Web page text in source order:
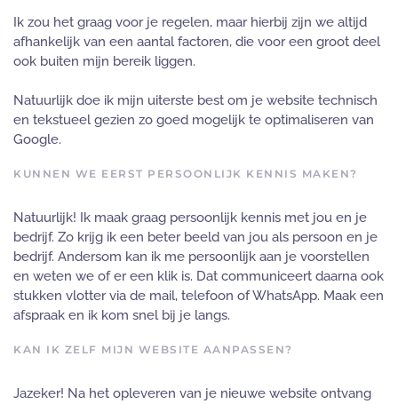
Ik zou het graag voor je regelen, maar hierbij zijn we altijd
afhankelijk van een aantal factoren, die voor een groot deel
ook buiten mijn bereik liggen.
Natuurlijk doe ik mijn uiterste best om je website technisch
en tekstueel gezien zo goed mogelijk te optimaliseren van
Google.
KUNNEN WE EERST PERSOONLIJK KENNIS MAKEN?
Natuurlijk! Ik maak graag persoonlijk kennis met jou en je
bedrijf. Zo krijg ik een beter beeld van jou als persoon en je
bedrijf. Andersom kan ik me persoonlijk aan je voorstellen
en weten we of er een klik is. Dat communiceert daarna ook
stukken vlotter via de mail, telefoon of WhatsApp. Maak een
afspraak en ik kom snel bij je langs.
KAN IK ZELF MIJN WEBSITE AANPASSEN?
Jazeker! Na het opleveren van je nieuwe website ontvang